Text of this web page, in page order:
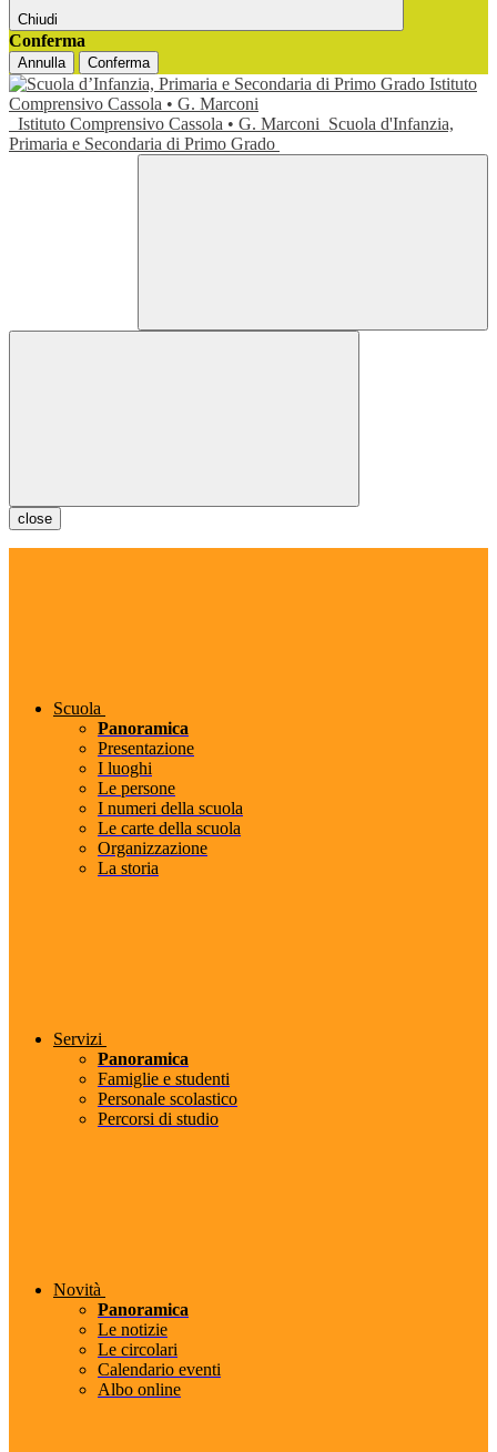
Chiudi
Conferma
Annulla Conferma
Istituto Comprensivo Cassola • G. Marconi Scuola d'Infanzia,
Primaria e Secondaria di Primo Grado
close
Scuola
Panoramica
Presentazione
I luoghi
Le persone
I numeri della scuola
Le carte della scuola
Organizzazione
La storia
Servizi
Panoramica
Famiglie e studenti
Personale scolastico
Percorsi di studio
Novità
Panoramica
Le notizie
Le circolari
Calendario eventi
Albo online